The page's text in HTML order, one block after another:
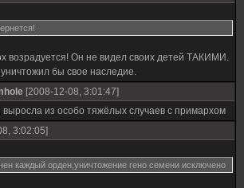
возрадуется! Он не видел своих детей ТАКИМИ.
бы свое наследие.
[2008-12-08, 3:01:47]
выросла из особо тяжёлых случаев с примархом
3:02:05]
каждый орден,уничтожение гено семени исключено